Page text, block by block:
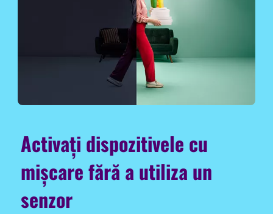
Activați dispozitivele cu
mișcare fără a utiliza un
senzor